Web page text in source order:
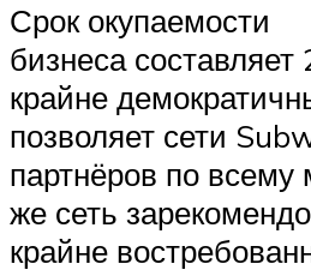
Срок окупаемости
бизнеса составляет
крайне
позволяет сети
партнёров по всему
же сеть
крайне